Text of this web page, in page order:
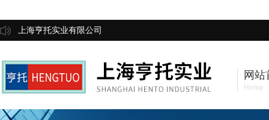
上海亨托实业有限公司
网站
Home